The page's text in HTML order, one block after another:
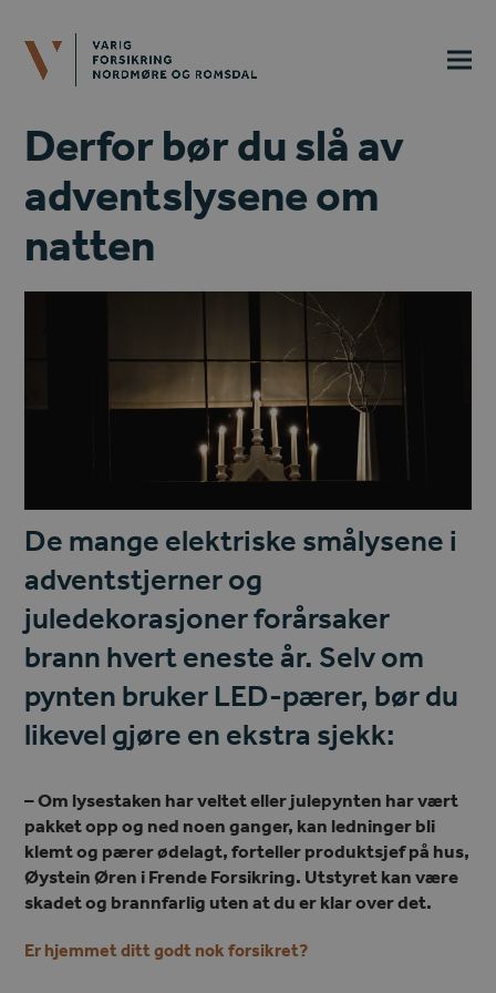
Derfor bør du slå av
adventslysene om
natten
De mange elektriske smålysene i
adventstjerner og
juledekorasjoner forårsaker
brann hvert eneste år. Selv om
pynten bruker LED-pærer, bør du
likevel gjøre en ekstra sjekk:
– Om lysestaken har veltet eller julepynten har vært
pakket opp og ned noen ganger, kan ledninger bli
klemt og pærer ødelagt, forteller produktsjef på hus,
Øystein Øren i Frende Forsikring. Utstyret kan være
skadet og brannfarlig uten at du er klar over det.
Er hjemmet ditt godt nok forsikret?